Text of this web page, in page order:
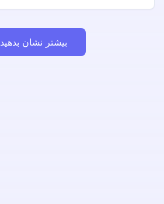
بیشتر نشان بدهید